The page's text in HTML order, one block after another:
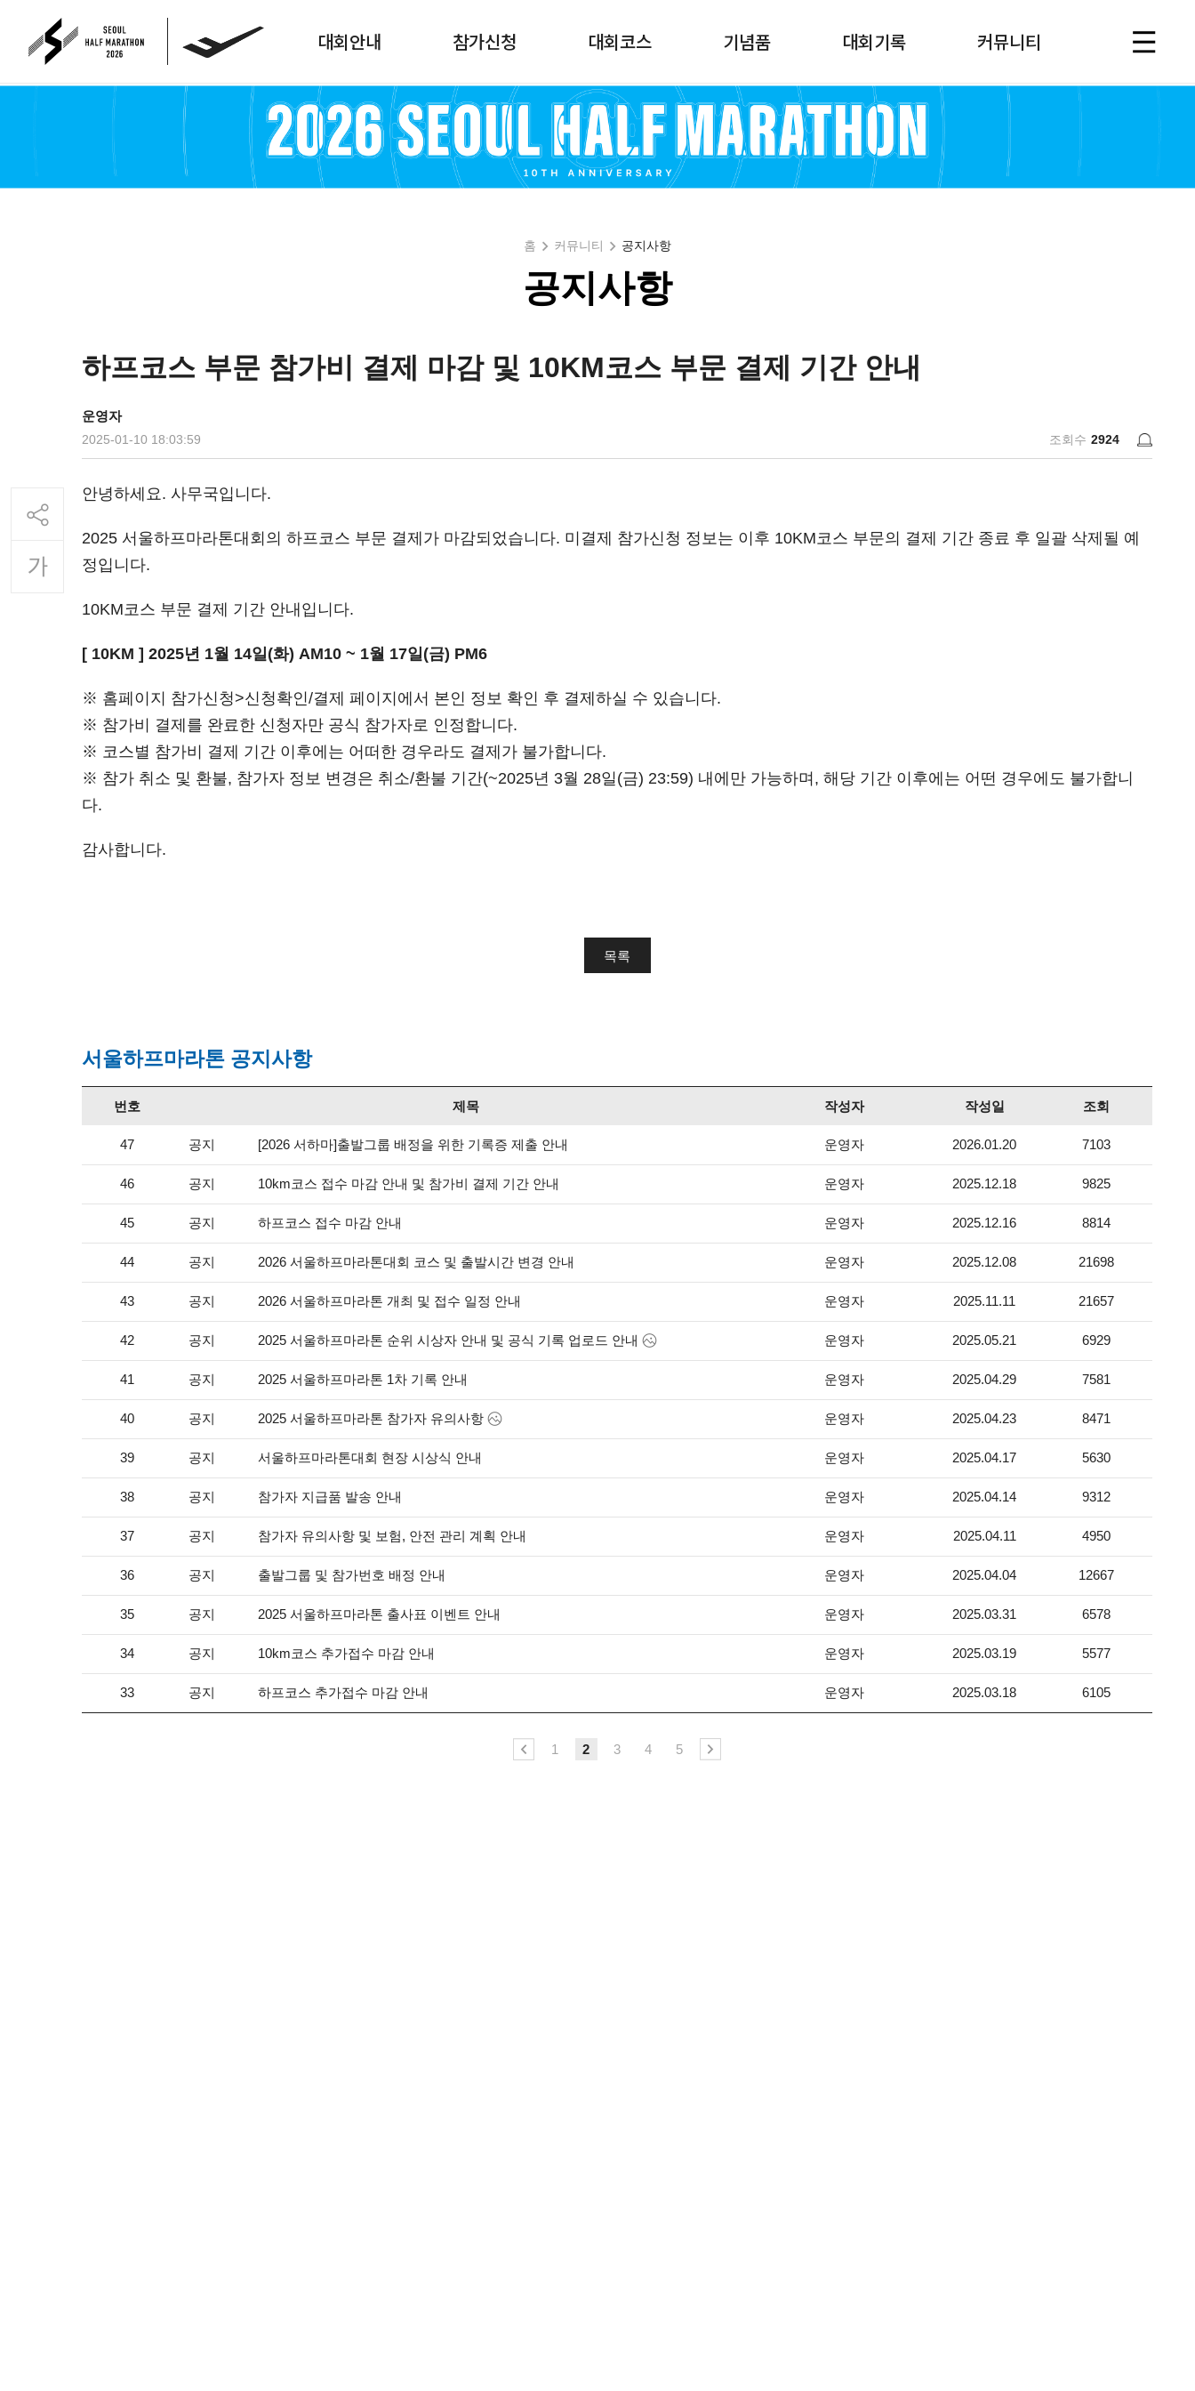
대회안내 참가신청 대회코스 기념품 대회기록 커뮤니티
홈 커뮤니티 공지사항
공지사항
하프코스 부문 참가비 결제 마감 및 10KM코스 부문 결제 기간 안내
운영자
2025-01-10 18:03:59 조회수 2924
안녕하세요. 사무국입니다.
2025 서울하프마라톤대회의 하프코스 부문 결제가 마감되었습니다. 미결제 참가신청 정보는 이후 10KM코스 부문의 결제 기간 종료 후 일괄 삭제될 예
정입니다.
10KM코스 부문 결제 기간 안내입니다.
[ 10KM ] 2025년 1월 14일(화) AM10 ~ 1월 17일(금) PM6
※ 홈페이지 참가신청>신청확인/결제 페이지에서 본인 정보 확인 후 결제하실 수 있습니다.
※ 참가비 결제를 완료한 신청자만 공식 참가자로 인정합니다.
※ 코스별 참가비 결제 기간 이후에는 어떠한 경우라도 결제가 불가합니다.
※ 참가 취소 및 환불, 참가자 정보 변경은 취소/환불 기간(~2025년 3월 28일(금) 23:59) 내에만 가능하며, 해당 기간 이후에는 어떤 경우에도 불가합니
다.
감사합니다.
목록
서울하프마라톤 공지사항
번호 제목 작성자 작성일 조회
47 공지 [2026 서하마]출발그룹 배정을 위한 기록증 제출 안내 운영자 2026.01.20 7103
46 공지 10km코스 접수 마감 안내 및 참가비 결제 기간 안내 운영자 2025.12.18 9825
45 공지 하프코스 접수 마감 안내 운영자 2025.12.16 8814
44 공지 2026 서울하프마라톤대회 코스 및 출발시간 변경 안내 운영자 2025.12.08 21698
43 공지 2026 서울하프마라톤 개최 및 접수 일정 안내 운영자 2025.11.11 21657
42 공지 2025 서울하프마라톤 순위 시상자 안내 및 공식 기록 업로드 안내 운영자 2025.05.21 6929
41 공지 2025 서울하프마라톤 1차 기록 안내 운영자 2025.04.29 7581
40 공지 2025 서울하프마라톤 참가자 유의사항 운영자 2025.04.23 8471
39 공지 서울하프마라톤대회 현장 시상식 안내 운영자 2025.04.17 5630
38 공지 참가자 지급품 발송 안내 운영자 2025.04.14 9312
37 공지 참가자 유의사항 및 보험, 안전 관리 계획 안내 운영자 2025.04.11 4950
36 공지 출발그룹 및 참가번호 배정 안내 운영자 2025.04.04 12667
35 공지 2025 서울하프마라톤 출사표 이벤트 안내 운영자 2025.03.31 6578
34 공지 10km코스 추가접수 마감 안내 운영자 2025.03.19 5577
33 공지 하프코스 추가접수 마감 안내 운영자 2025.03.18 6105
1 2 3 4 5